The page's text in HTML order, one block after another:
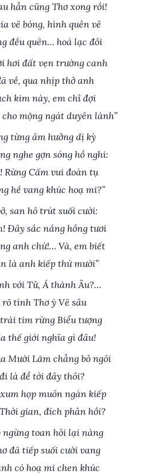
hẳn cũng Thơ xong rồi!
vẽ bóng, hình quên vẽ
đều quên… hoá lạc đôi
hơi đất vẹn trường canh
về, qua nhịp thở anh
kim này, em chỉ đợi
cho mộng ngát duyên lành”
từng âm hưởng dị kỳ
nghe gợn sóng hồ nghi:
Rừng Cấm vui đoàn tụ
hề vang khúc hoạ mi?”
san hô trút suối cười:
Đây sắc nắng hồng tươi
anh chứ!… Và, em biết
là anh kiếp thứ mười”
với Tử, Á thành Âu?…
tình Thơ ý Vẽ sâu
tim rừng Biểu tượng
thế giới nghĩa gì đâu!
Mười Lăm chẳng bỏ ngôi
là để tới đây thôi?
họp muôn ngàn kiếp
gian, đích phản hồi?
ngừng toan hỏi lại nàng
đã tiếp suối cười vang
có hoạ mi chen khúc